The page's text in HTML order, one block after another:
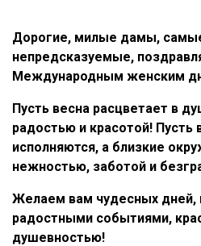
Дорогие, милые дамы,
непредсказуемые,
Международным женским
Пусть весна расцветает в
радостью и красотой! Пусть
исполняются, а близкие
нежностью, заботой и
Желаем вам чудесных дней,
радостными событиями,
душевностью!